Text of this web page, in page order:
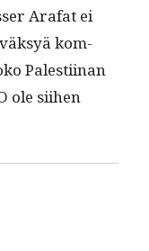
Arafat ei
kom­
Palesti­inan
ole siihen